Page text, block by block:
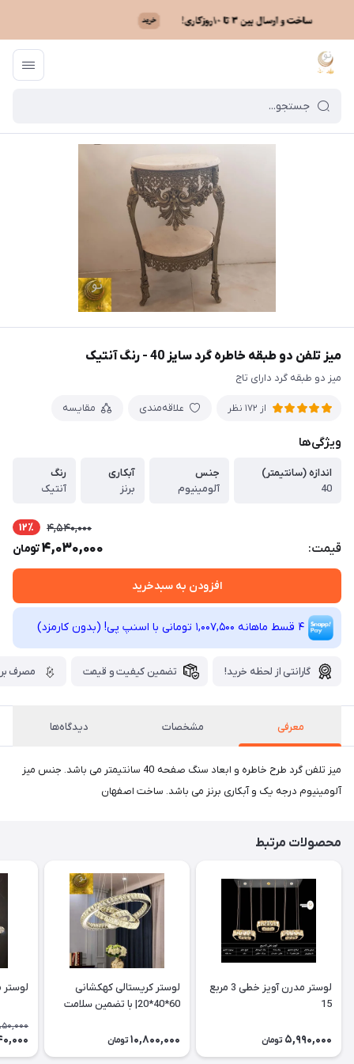
ماه نو / فهرست محصولات
میز تلفن دو طبقه خاطره گرد سایز 40 - رنگ آنتیک
میز دو طبقه گرد دارای تاج
از 172 نظر علاقه‌مندی مقایسه
ویژگی‌ها
اندازه (سانتیمتر)
40
جنس
آلومینیوم
آبکاری
برنز
رنگ
آنتیک
قیمت:
4,540,000 12٪
4,030,000تومان
افزودن به سبدخرید
4 قسط ماهانه 1,007,500 تومانی با اسنپ ‌پی! (بدون کارمزد)
گارانتی از لحظه خرید! تضمین کیفیت و قیمت مصرف
معرفی مشخصات دیدگاه‌ها
میز تلفن گرد طرح خاطره و ابعاد سنگ صفحه 40 سانتیمتر می باشد. جنس میز
آلومینیوم درجه یک و آبکاری برنز می باشد. ساخت اصفهان
محصولات مرتبط
لوستر مدرن آویز خطی 3 مربع
15
5,990,000 تومان
لوستر کریستالی کهکشانی
60*40*20| با تضمین سلامت
10,800,000 تومان
لوستر